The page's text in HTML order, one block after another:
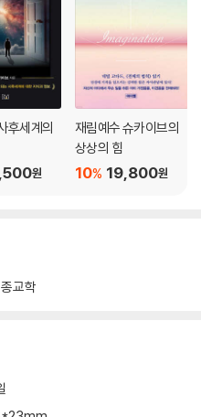
하는 방법〉
직접 만들어라
무한한 가능성과 잠재력을 믿
후세계의
원
재림예수 슈카이브의
상상의 힘
19,800원
10%
종교학